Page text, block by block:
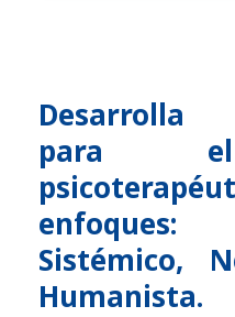
Desarrolla
para el
Sistémico,
Humanista.